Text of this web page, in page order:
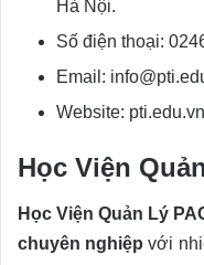
Hà Nội.
Số điện thoại:
Email:
Website: pti.edu.vn
Học Viện
Học Viện Quản Lý
chuyên nghiệp với